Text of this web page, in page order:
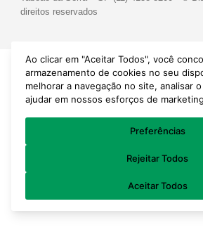
direitos reservados
Ao clicar em "Aceitar Todos", você
armazenamento de cookies no seu
melhorar a navegação no site, analisar
ajudar em nossos esforços de
Preferências
Rejeitar Todos
Aceitar Todos